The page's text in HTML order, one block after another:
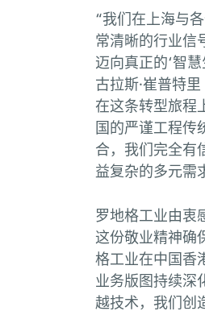
“我们在上海与
常清晰的行业信
迈向真正的‘智
古拉斯·崔普特
在这条转型旅程
国的严谨工程传
合，我们完全有
益复杂的多元需
罗地格工业由衷
这份敬业精神确
格工业在中国香
业务版图持续深
越技术，我们创